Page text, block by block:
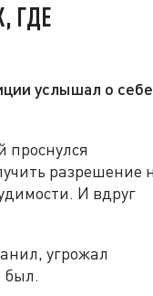
ГДЕ
услышал о себе
разрешение
И вдруг
угрожал
был.